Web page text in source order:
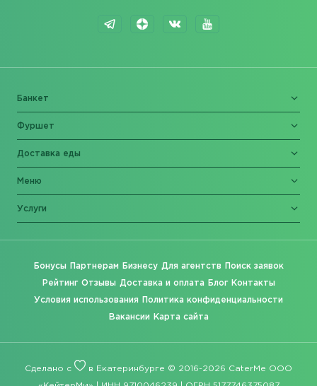
Банкет
Фуршет
Доставка еды
Меню
Услуги
Бонусы Партнерам Бизнесу Для агентств Поиск заявок
Рейтинг Отзывы Доставка и оплата Блог Контакты
Условия использования Политика конфиденциальности
Вакансии Карта сайта
Сделано с в Екатеринбурге © 2016-2026 CaterMe ООО